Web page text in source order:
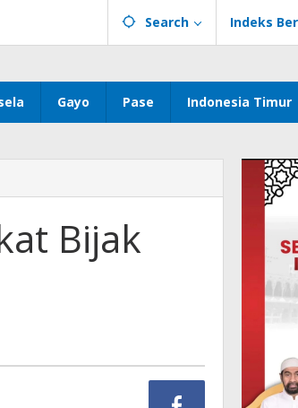
Search Indeks
Gayo Pase Indonesia Timur
Bijak